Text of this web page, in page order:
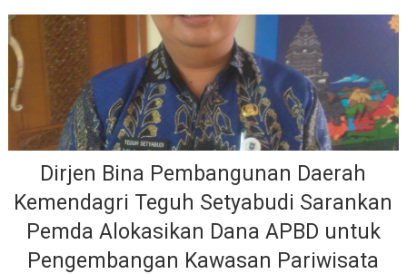
Dirjen Bina Pembangunan Daerah
Kemendagri Teguh Setyabudi Sarankan
Pemda Alokasikan Dana APBD untuk
Pengembangan Kawasan Pariwisata